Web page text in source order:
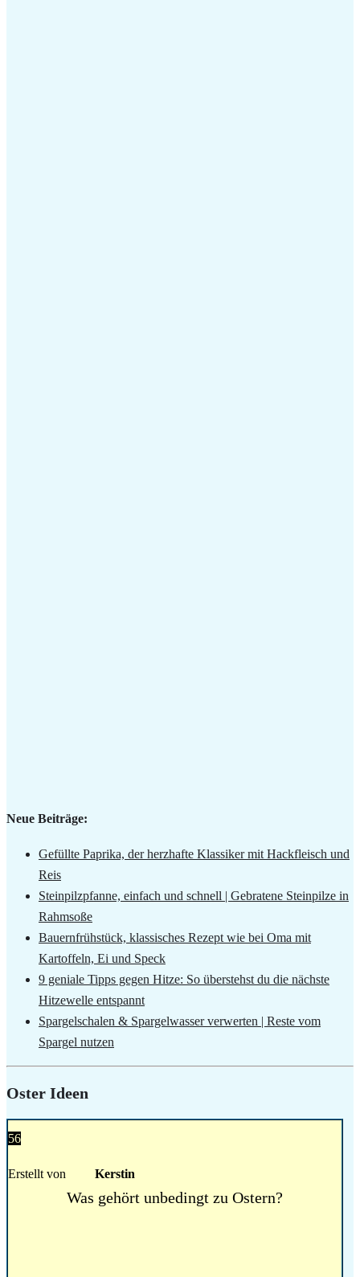
Neue Beiträge:
Gefüllte Paprika, der herzhafte Klassiker mit Hackfleisch und
Reis
Steinpilzpfanne, einfach und schnell | Gebratene Steinpilze in
Rahmsoße
Bauernfrühstück, klassisches Rezept wie bei Oma mit
Kartoffeln, Ei und Speck
9 geniale Tipps gegen Hitze: So überstehst du die nächste
Hitzewelle entspannt
Spargelschalen & Spargelwasser verwerten | Reste vom
Spargel nutzen
Oster Ideen
56
Erstellt von Kerstin
Was gehört unbedingt zu Ostern?